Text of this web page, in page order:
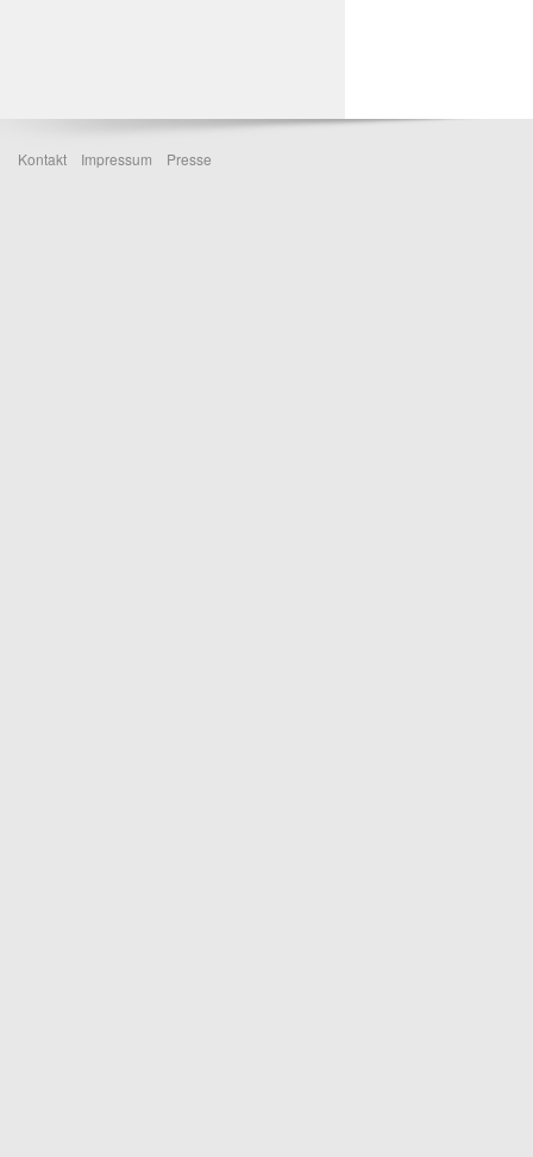
Kontakt Impressum Presse